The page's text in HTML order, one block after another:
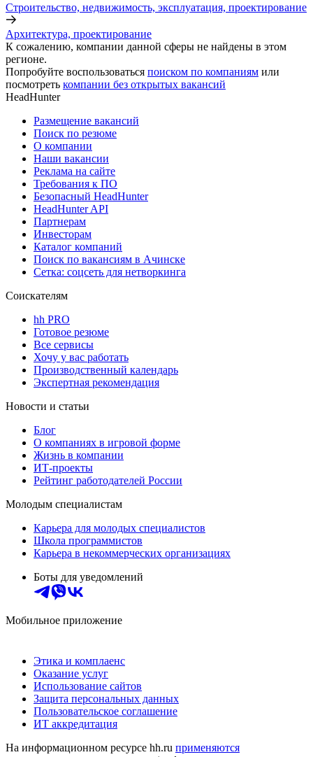
Строительство, недвижимость, эксплуатация, проектирование
Архитектура, проектирование
К сожалению, компании данной сферы не найдены в этом
регионе.
Попробуйте воспользоваться поиском по компаниям или
посмотреть компании без открытых вакансий
HeadHunter
Размещение вакансий
Поиск по резюме
О компании
Наши вакансии
Реклама на сайте
Требования к ПО
Безопасный HeadHunter
HeadHunter API
Партнерам
Инвесторам
Каталог компаний
Поиск по вакансиям в Ачинске
Сетка: соцсеть для нетворкинга
Соискателям
hh PRO
Готовое резюме
Все сервисы
Хочу у вас работать
Производственный календарь
Экспертная рекомендация
Новости и статьи
Блог
О компаниях в игровой форме
Жизнь в компании
ИТ-проекты
Рейтинг работодателей России
Молодым специалистам
Карьера для молодых специалистов
Школа программистов
Карьера в некоммерческих организациях
Боты для уведомлений
Мобильное приложение
Этика и комплаенс
Оказание услуг
Использование сайтов
Защита персональных данных
Пользовательское соглашение
ИТ аккредитация
На информационном ресурсе hh.ru применяются